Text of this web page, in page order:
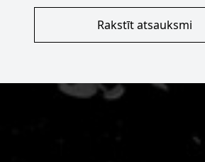
Rakstīt atsauksmi